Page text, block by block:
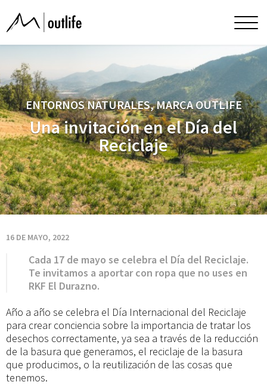
Una
invitación
en
el
Día
del
Reciclaje
Menu
ENTORNOS NATURALES, MARCA OUTLIFE
Una invitación en el Día del
Reciclaje
16 DE MAYO, 2022
Cada 17 de mayo se celebra el Día del Reciclaje.
Te invitamos a aportar con ropa que no uses en
RKF El Durazno.
Año a año se celebra el Día Internacional del Reciclaje
para crear conciencia sobre la importancia de tratar los
desechos correctamente, ya sea a través de la reducción
de la basura que generamos, el reciclaje de la basura
que producimos, o la reutilización de las cosas que
tenemos.